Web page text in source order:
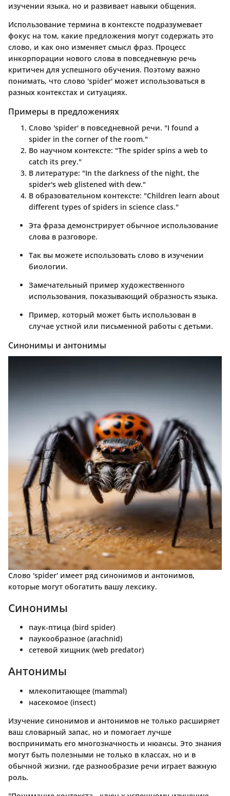
изучении языка, но и развивает навыки общения.
Использование термина в контексте подразумевает
фокус на том, какие предложения могут содержать это
слово, и как оно изменяет смысл фраз. Процесс
инкорпорации нового слова в повседневную речь
критичен для успешного обучения. Поэтому важно
понимать, что слово 'spider' может использоваться в
разных контекстах и ситуациях.
Примеры в предложениях
Слово 'spider' в повседневной речи. "I found a
spider in the corner of the room."
Во научном контексте: "The spider spins a web to
catch its prey."
В литературе: "In the darkness of the night, the
spider's web glistened with dew."
В образовательном контексте: "Children learn about
different types of spiders in science class."
Эта фраза демонстрирует обычное использование
слова в разговоре.
Так вы можете использовать слово в изучении
биологии.
Замечательный пример художественного
использования, показывающий образность языка.
Пример, который может быть использован в
случае устной или письменной работы с детьми.
Синонимы и антонимы
Слово 'spider' имеет ряд синонимов и антонимов,
которые могут обогатить вашу лексику.
Синонимы
паук-птица (bird spider)
паукообразное (arachnid)
сетевой хищник (web predator)
Антонимы
млекопитающее (mammal)
насекомое (insect)
Изучение синонимов и антонимов не только расширяет
ваш словарный запас, но и помогает лучше
воспринимать его многозначность и нюансы. Это знания
могут быть полезными не только в классах, но и в
обычной жизни, где разнообразие речи играет важную
роль.